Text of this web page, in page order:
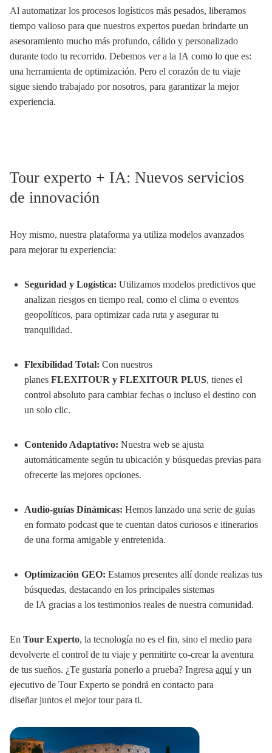
Al automatizar los procesos logísticos más pesados, liberamos
tiempo valioso para que nuestros expertos puedan brindarte un
asesoramiento mucho más profundo, cálido y personalizado
durante todo tu recorrido. Debemos ver a la IA como lo que es:
una herramienta de optimización. Pero el corazón de tu viaje
sigue siendo trabajado por nosotros, para garantizar la mejor
experiencia.
Tour experto + IA: Nuevos servicios
de innovación
Hoy mismo, nuestra plataforma ya utiliza modelos avanzados
para mejorar tu experiencia:
Seguridad y Logística: Utilizamos modelos predictivos que
analizan riesgos en tiempo real, como el clima o eventos
geopolíticos, para optimizar cada ruta y asegurar tu
tranquilidad.
Flexibilidad Total: Con nuestros
planes FLEXITOUR y FLEXITOUR PLUS, tienes el
control absoluto para cambiar fechas o incluso el destino con
un solo clic.
Contenido Adaptativo: Nuestra web se ajusta
automáticamente según tu ubicación y búsquedas previas para
ofrecerte las mejores opciones.
Audio-guías Dinámicas: Hemos lanzado una serie de guías
en formato podcast que te cuentan datos curiosos e itinerarios
de una forma amigable y entretenida.
Optimización GEO: Estamos presentes allí donde realizas tus
búsquedas, destacando en los principales sistemas
de IA gracias a los testimonios reales de nuestra comunidad.
En Tour Experto, la tecnología no es el fin, sino el medio para
devolverte el control de tu viaje y permitirte co-crear la aventura
de tus sueños. ¿Te gustaría ponerlo a prueba? Ingresa aquíy un
ejecutivo de Tour Experto se pondrá en contacto para
diseñar juntos el mejor tour para ti.